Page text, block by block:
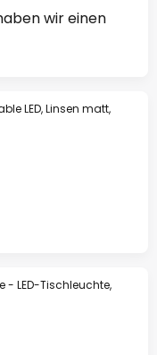
wir einen
LED, Linsen matt,
- LED-Tischleuchte,